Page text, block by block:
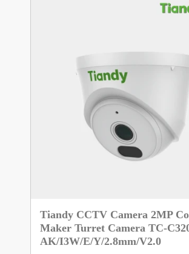
Tiandy CCTV Camera 2MP
Maker Turret Camera TC-
AK/I3W/E/Y/2.8mm/V2.0